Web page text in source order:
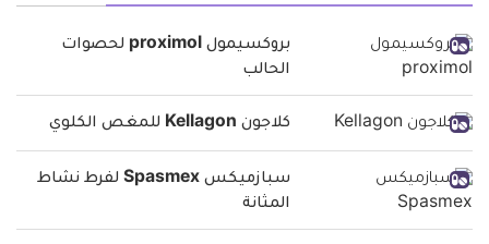
بروكسيمول proximol لحصوات
الحالب
كلاجون Kellagon للمغص الكلوي
سبازميكس Spasmex لفرط نشاط
المثانة